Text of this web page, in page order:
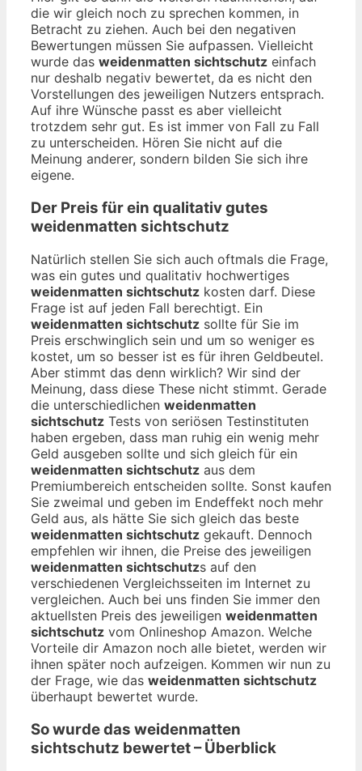
die wir gleich noch zu sprechen kommen, in
Betracht zu ziehen. Auch bei den negativen
Bewertungen müssen Sie aufpassen. Vielleicht
wurde das weidenmatten sichtschutz einfach
nur deshalb negativ bewertet, da es nicht den
Vorstellungen des jeweiligen Nutzers entsprach.
Auf ihre Wünsche passt es aber vielleicht
trotzdem sehr gut. Es ist immer von Fall zu Fall
zu unterscheiden. Hören Sie nicht auf die
Meinung anderer, sondern bilden Sie sich ihre
eigene.
Der Preis für ein qualitativ gutes
weidenmatten sichtschutz
Natürlich stellen Sie sich auch oftmals die Frage,
was ein gutes und qualitativ hochwertiges
weidenmatten sichtschutz kosten darf. Diese
Frage ist auf jeden Fall berechtigt. Ein
weidenmatten sichtschutz sollte für Sie im
Preis erschwinglich sein und um so weniger es
kostet, um so besser ist es für ihren Geldbeutel.
Aber stimmt das denn wirklich? Wir sind der
Meinung, dass diese These nicht stimmt. Gerade
die unterschiedlichen weidenmatten
sichtschutz Tests von seriösen Testinstituten
haben ergeben, dass man ruhig ein wenig mehr
Geld ausgeben sollte und sich gleich für ein
weidenmatten sichtschutz aus dem
Premiumbereich entscheiden sollte. Sonst kaufen
Sie zweimal und geben im Endeffekt noch mehr
Geld aus, als hätte Sie sich gleich das beste
weidenmatten sichtschutz gekauft. Dennoch
empfehlen wir ihnen, die Preise des jeweiligen
weidenmatten sichtschutzs auf den
verschiedenen Vergleichsseiten im Internet zu
vergleichen. Auch bei uns finden Sie immer den
aktuellsten Preis des jeweiligen weidenmatten
sichtschutz vom Onlineshop Amazon. Welche
Vorteile dir Amazon noch alle bietet, werden wir
ihnen später noch aufzeigen. Kommen wir nun zu
der Frage, wie das weidenmatten sichtschutz
überhaupt bewertet wurde.
So wurde das weidenmatten
sichtschutz bewertet – Überblick